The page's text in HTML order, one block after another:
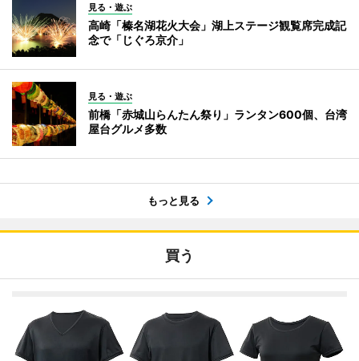
見る・遊ぶ
高崎「榛名湖花火大会」湖上ステージ観覧席完成記
念で「じぐろ京介」
見る・遊ぶ
前橋「赤城山らんたん祭り」ランタン600個、台湾
屋台グルメ多数
もっと見る
買う